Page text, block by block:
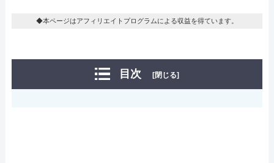
◆本ページはアフィリエイトプログラムによる収益を得ています。
目次 [閉じる]